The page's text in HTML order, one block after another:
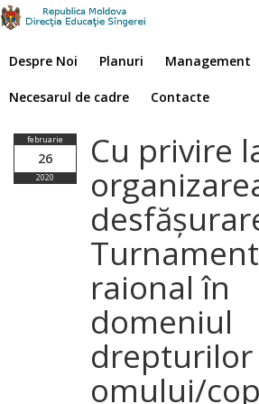
Despre Noi Planuri Management
Necesarul de cadre Contacte
februarie
26
2020
Cu privire
raional în
domeniul
drepturilor
omului/